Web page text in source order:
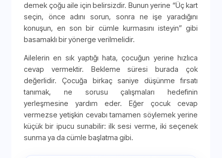
demek çoğu aile için belirsizdir. Bunun yerine “Üç kart
seçin, önce adını sorun, sonra ne işe yaradığını
konuşun, en son bir cümle kurmasını isteyin” gibi
basamaklı bir yönerge verilmelidir.
Ailelerin en sık yaptığı hata, çocuğun yerine hızlıca
cevap vermektir. Bekleme süresi burada çok
değerlidir. Çocuğa birkaç saniye düşünme fırsatı
tanımak, ne sorusu çalışmaları hedefinin
yerleşmesine yardım eder. Eğer çocuk cevap
vermezse yetişkin cevabı tamamen söylemek yerine
küçük bir ipucu sunabilir: ilk sesi verme, iki seçenek
sunma ya da cümle başlatma gibi.